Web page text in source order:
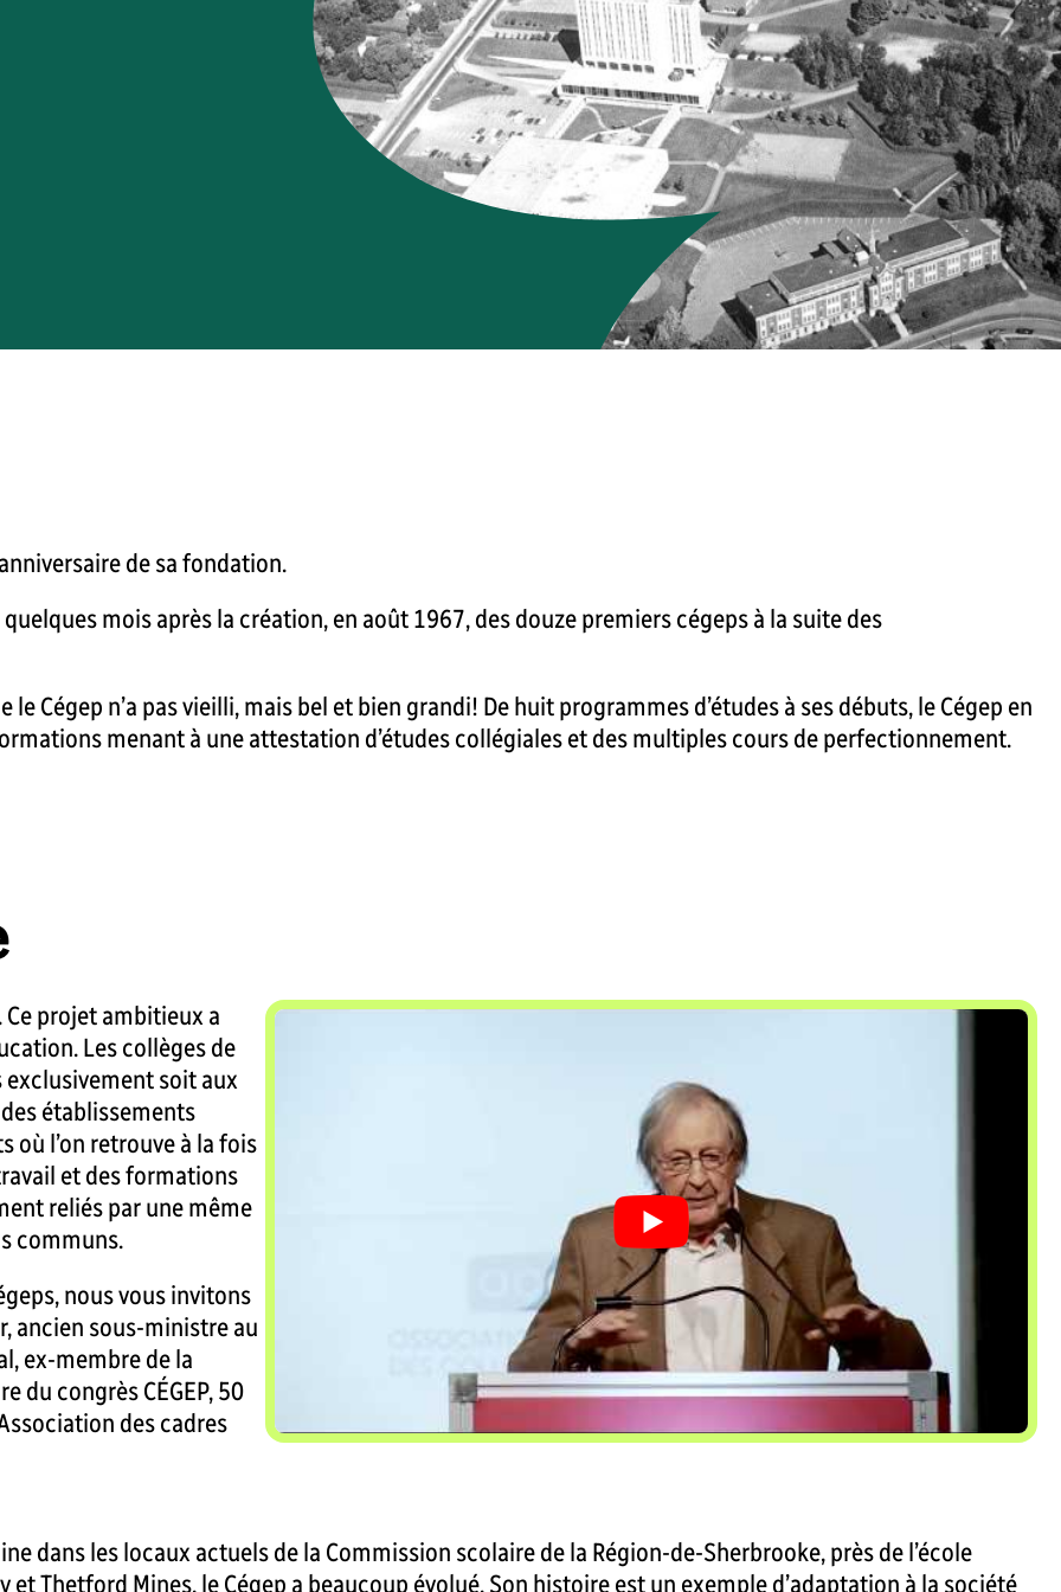
de sa fondation.
mois après la création, en août 1967, des douze premiers cégeps à la suite des
Cégep n’a pas vieilli, mais bel et bien grandi! De huit programmes d’études à ses débuts, le Cégep en
menant à une attestation d’études collégiales et des multiples cours de perfectionnement.
projet ambitieux a
Les collèges de
exclusivement soit aux
établissements
où l’on retrouve à la fois
et des formations
reliés par une même
communs.
nous vous invitons
ancien sous-ministre au
ex-membre de la
du congrès CÉGEP, 50
des cadres
dans les locaux actuels de la Commission scolaire de la Région-de-Sherbrooke, près de l’école
et Thetford Mines, le Cégep a beaucoup évolué. Son histoire est un exemple d’adaptation à la société